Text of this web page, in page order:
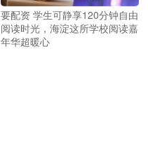
要配资 学生可静享120分钟自由
阅读时光，海淀这所学校阅读嘉
年华超暖心